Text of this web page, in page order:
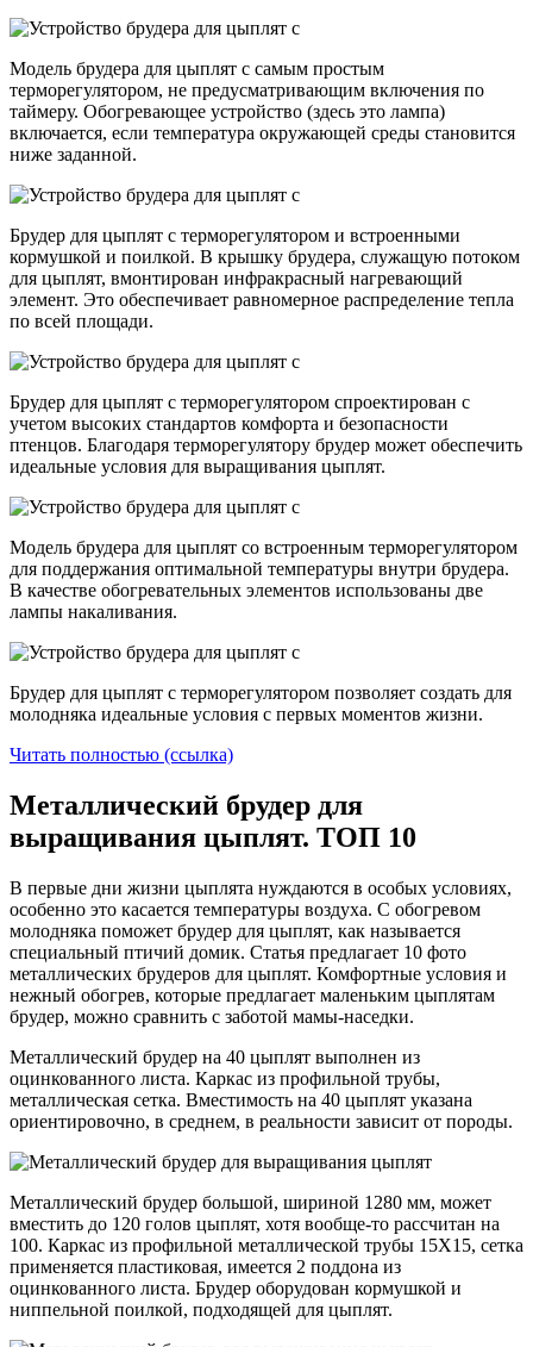
Модель брудера для цыплят с самым простым
терморегулятором, не предусматривающим включения по
таймеру. Обогревающее устройство (здесь это лампа)
включается, если температура окружающей среды становится
ниже заданной.
Брудер для цыплят с терморегулятором и встроенными
кормушкой и поилкой. В крышку брудера, служащую потоком
для цыплят, вмонтирован инфракрасный нагревающий
элемент. Это обеспечивает равномерное распределение тепла
по всей площади.
Брудер для цыплят с терморегулятором спроектирован с
учетом высоких стандартов комфорта и безопасности
птенцов. Благодаря терморегулятору брудер может обеспечить
идеальные условия для выращивания цыплят.
Модель брудера для цыплят со встроенным терморегулятором
для поддержания оптимальной температуры внутри брудера.
В качестве обогревательных элементов использованы две
лампы накаливания.
Брудер для цыплят с терморегулятором позволяет создать для
молодняка идеальные условия с первых моментов жизни.
Читать полностью (ссылка)
Металлический брудер для
выращивания цыплят. ТОП 10
В первые дни жизни цыплята нуждаются в особых условиях,
особенно это касается температуры воздуха. С обогревом
молодняка поможет брудер для цыплят, как называется
специальный птичий домик. Статья предлагает 10 фото
металлических брудеров для цыплят. Комфортные условия и
нежный обогрев, которые предлагает маленьким цыплятам
брудер, можно сравнить с заботой мамы-наседки.
Металлический брудер на 40 цыплят выполнен из
оцинкованного листа. Каркас из профильной трубы,
металлическая сетка. Вместимость на 40 цыплят указана
ориентировочно, в среднем, в реальности зависит от породы.
Металлический брудер большой, шириной 1280 мм, может
вместить до 120 голов цыплят, хотя вообще-то рассчитан на
100. Каркас из профильной металлической трубы 15Х15, сетка
применяется пластиковая, имеется 2 поддона из
оцинкованного листа. Брудер оборудован кормушкой и
ниппельной поилкой, подходящей для цыплят.